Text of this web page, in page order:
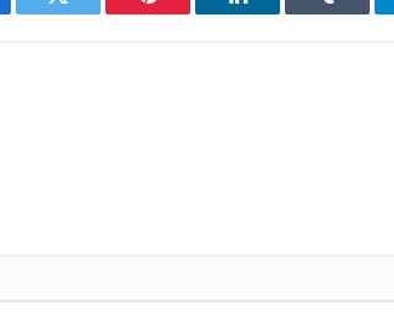
Twitter Pinterest LinkedIn Tumblr